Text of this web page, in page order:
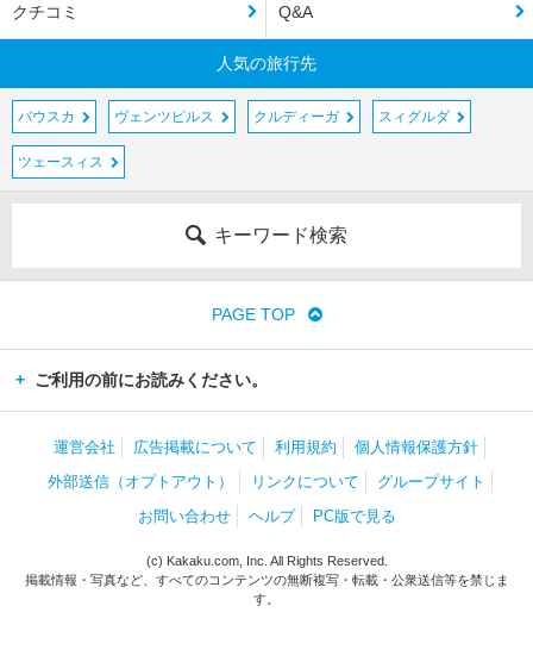
クチコミ Q&A
人気の旅行先
バウスカ ヴェンツピルス クルディーガ スィグルダ
ツェースィス
キーワード検索
PAGE TOP
ご利用の前にお読みください。
運営会社 広告掲載について 利用規約
個人情報保護方針
外部送信（オプトアウト）
リンクについて
グループサイト
お問い合わせ
ヘルプ PC版で見る
(c) Kakaku.com, Inc. All Rights Reserved.
掲載情報・写真など、すべてのコンテンツの無断複写・転載・公衆送信等を禁じま
す。